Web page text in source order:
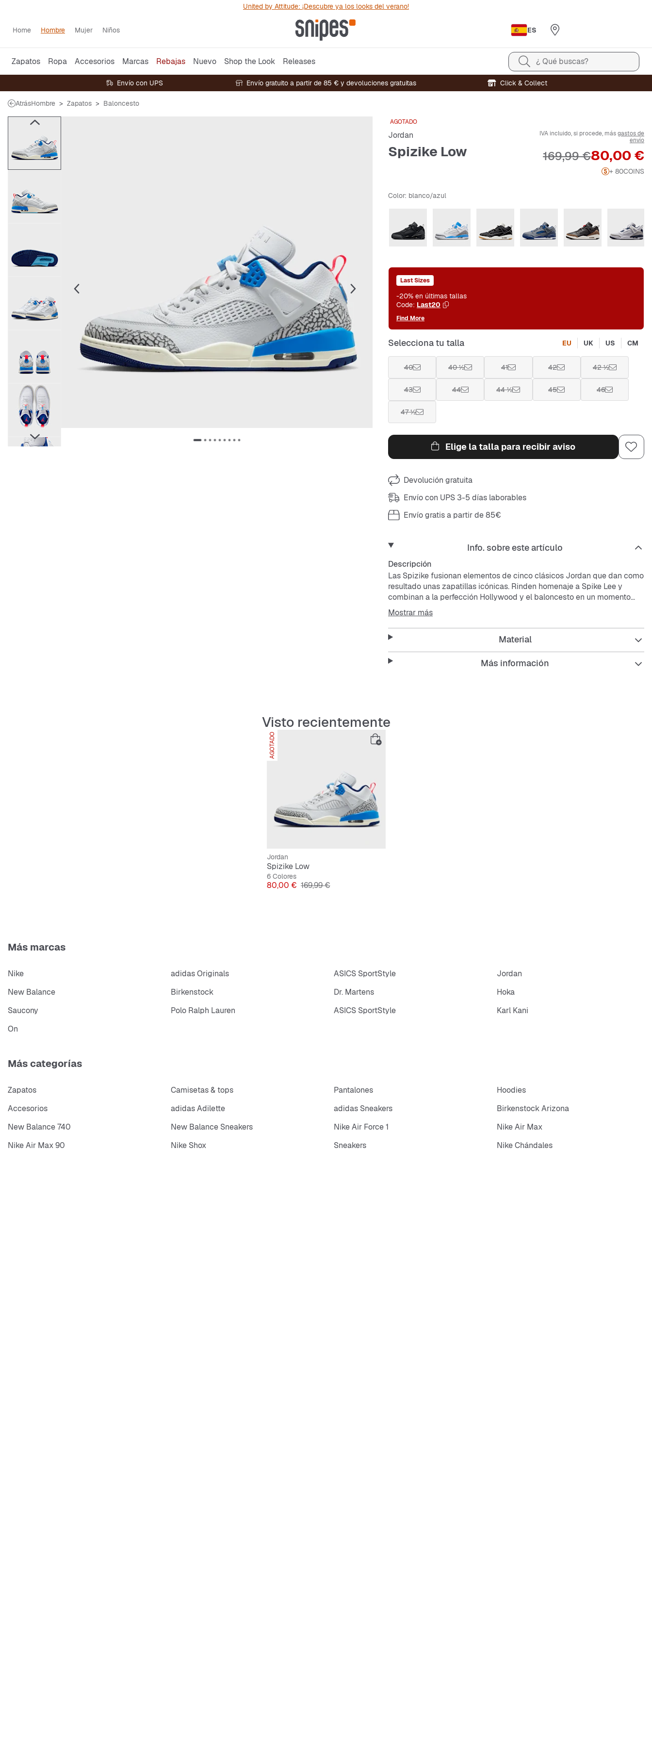
United by Attitude: ¡Descubre ya los looks del verano!
Home Hombre Mujer Niños ES
Zapatos Ropa Accesorios Marcas Rebajas Nuevo Shop the Look Releases ¿ Qué buscas?
Envío con UPS Envío gratuito a partir de 85 € y devoluciones gratuitas Click & Collect
AtrásHombre Zapatos Baloncesto
AGOTADO
Jordan
Spizike Low
IVA incluido, si procede, másgastos de
envío
Precio
80,00 €
Precio original
169,99 €
+ 80COINS
Color: blanco/azul
Last Sizes
-20% en últimas tallas
Code: Last20
Find More
Selecciona tu talla EU UK US CM
40 40 ½ 41 42 42 ½
43 44 44 ½ 45 46
47 ½
Elige la talla para recibir aviso
Devolución gratuita
Envío con UPS 3-5 días laborables
Envío gratis a partir de 85€
Info. sobre este artículo
Descripción
Las Spizike fusionan elementos de cinco clásicos Jordan que dan como
resultado unas zapatillas icónicas. Rinden homenaje a Spike Lee y
combinan a la perfección Hollywood y el baloncesto en un momento
cultural. Unas zapatillas bonitas y con historia. La combinación perfecta,
¿no crees?
La parte superior de tela y piel auténtica y sintética favorece la
durabilidad.
Tecnología Nike Air que absorbe los impactos y proporciona
Mostrar más
Material
Más información
Visto recientemente
AGOTADO
Jordan
Spizike Low
6 Colores
Precio
80,00 € Precio original
169,99 €
Más marcas
Nike adidas Originals ASICS SportStyle
Jordan
New Balance
Birkenstock Dr. Martens
Hoka
Saucony
Polo Ralph Lauren ASICS SportStyle
Karl Kani
On
Más categorías
Zapatos Camisetas & tops Pantalones
Hoodies
Accesorios
adidas Adilette adidas Sneakers
Birkenstock Arizona
New Balance 740
New Balance Sneakers Nike Air Force 1
Nike Air Max
Nike Air Max 90
Nike Shox Sneakers Nike Chándales